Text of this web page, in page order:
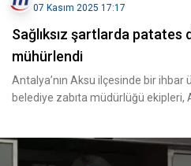
07 Kasım 2025 17:17
Sağlıksız şartlarda patates
mühürlendi
Antalya’nın Aksu ilçesinde bir
belediye zabıta müdürlüğü ekipleri,